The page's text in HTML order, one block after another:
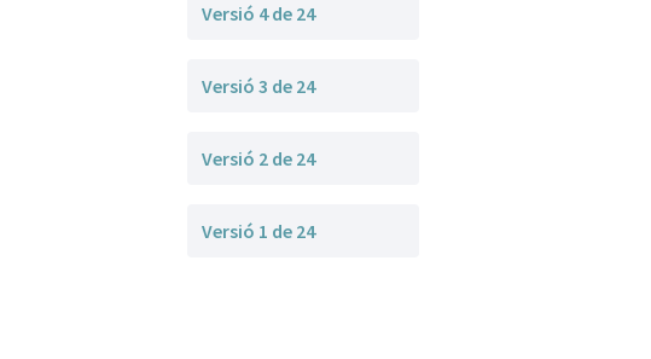
Versió 4 de 24
Versió 3 de 24
Versió 2 de 24
Versió 1 de 24